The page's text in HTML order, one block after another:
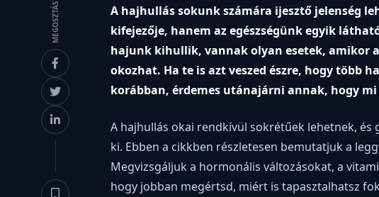
MEGOSZTÁS
A hajhullás sokunk számára ijesztő jelenség
kifejezője, hanem az egészségünk egyik
hajunk kihullik, vannak olyan esetek, amikor
okozhat. Ha te is azt veszed észre, hogy több
korábban, érdemes utánajárni annak, hogy
A hajhullás okai rendkívül sokrétűek lehetnek,
ki. Ebben a cikkben részletesen bemutatjuk a
Megvizsgáljuk a hormonális változásokat, a
hogy jobban megértsd, miért is tapasztalhatsz